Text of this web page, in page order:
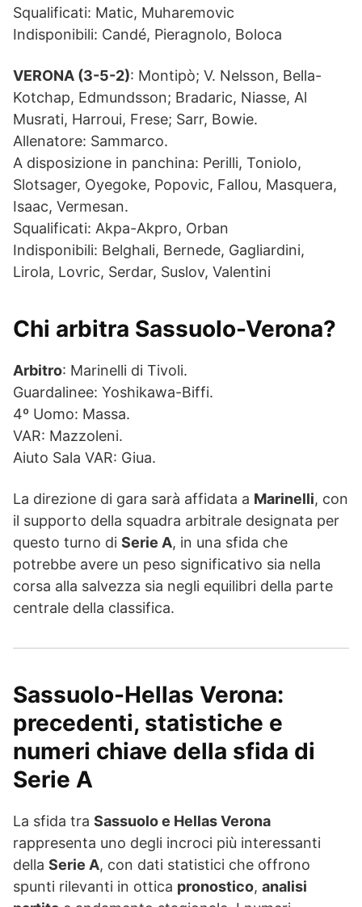
Squalificati: Matic, Muharemovic
Indisponibili: Candé, Pieragnolo, Boloca
VERONA (3-5-2): Montipò; V. Nelsson, Bella-
Kotchap, Edmundsson; Bradaric, Niasse, Al
Musrati, Harroui, Frese; Sarr, Bowie.
Allenatore: Sammarco.
A disposizione in panchina: Perilli, Toniolo,
Slotsager, Oyegoke, Popovic, Fallou, Masquera,
Isaac, Vermesan.
Squalificati: Akpa-Akpro, Orban
Indisponibili: Belghali, Bernede, Gagliardini,
Lirola, Lovric, Serdar, Suslov, Valentini
Chi arbitra Sassuolo-Verona?
Arbitro: Marinelli di Tivoli.
Guardalinee: Yoshikawa-Biffi.
4º Uomo: Massa.
VAR: Mazzoleni.
Aiuto Sala VAR: Giua.
La direzione di gara sarà affidata a Marinelli, con
il supporto della squadra arbitrale designata per
questo turno di Serie A, in una sfida che
potrebbe avere un peso significativo sia nella
corsa alla salvezza sia negli equilibri della parte
centrale della classifica.
Sassuolo-Hellas Verona:
precedenti, statistiche e
numeri chiave della sfida di
Serie A
La sfida tra Sassuolo e Hellas Verona
rappresenta uno degli incroci più interessanti
della Serie A, con dati statistici che offrono
spunti rilevanti in ottica pronostico, analisi